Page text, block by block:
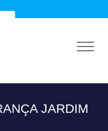
JARDIM